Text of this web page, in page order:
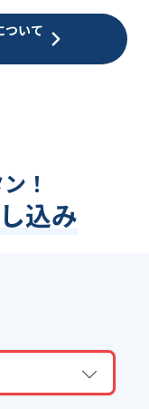
ついて
！
込み